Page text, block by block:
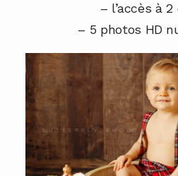
– l’accès à
– 5 photos HD